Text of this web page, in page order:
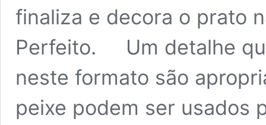
finaliza e decora o prato
Perfeito. Um detalhe
neste formato são
peixe podem ser usados